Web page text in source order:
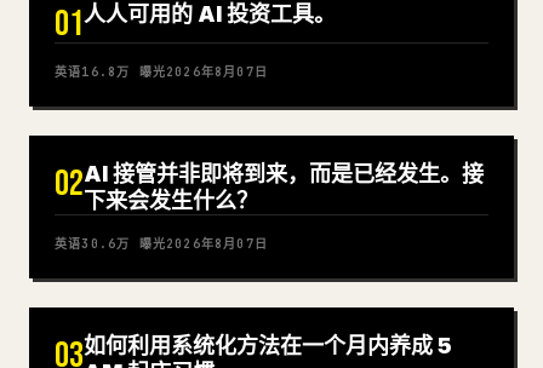
01人人可用的 AI 投资工具。
英语16.8万 曝光2026年8月07日
02AI 接管并非即将到来，而是已经发生。接
下来会发生什么？
英语30.6万 曝光2026年8月07日
03如何利用系统化方法在一个月内养成 5